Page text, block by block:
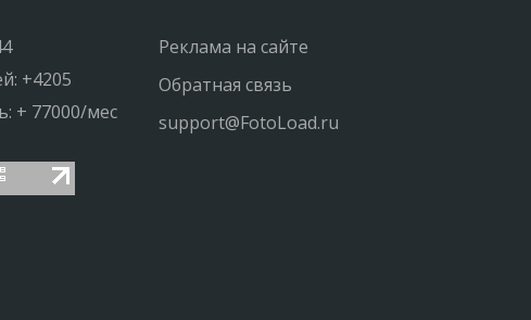
+4205
+ 77000/мес
Реклама на сайте
Обратная связь
support@FotoLoad.ru